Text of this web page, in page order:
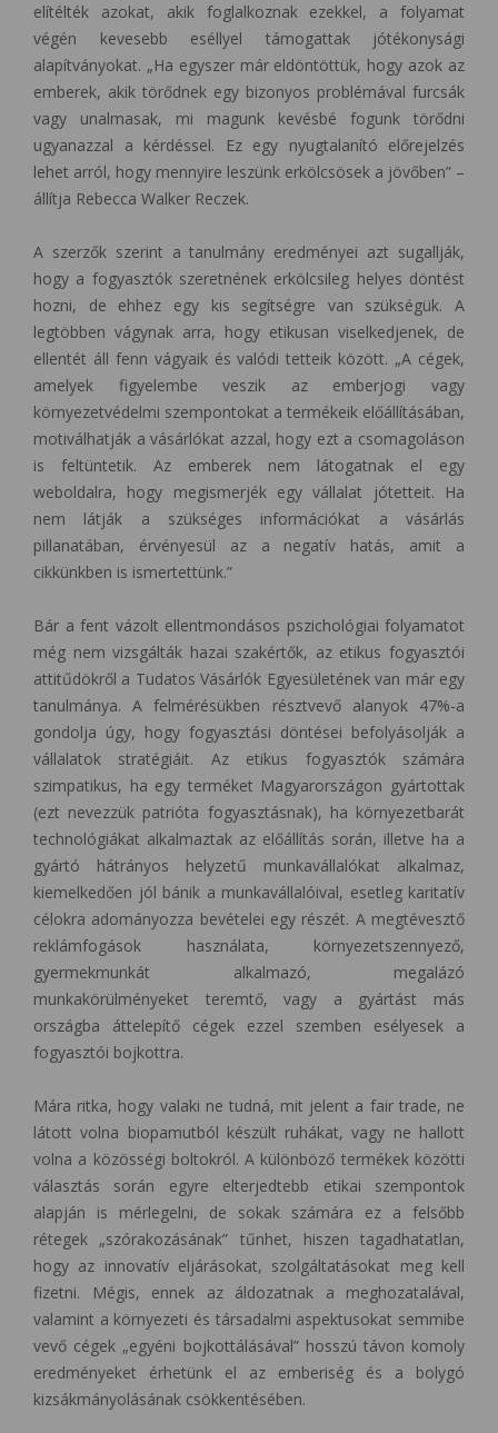
elítélték azokat, akik foglalkoznak ezekkel, a folyamat
végén kevesebb eséllyel támogattak jótékonysági
alapítványokat. „Ha egyszer már eldöntöttük, hogy azok az
emberek, akik törődnek egy bizonyos problémával furcsák
vagy unalmasak, mi magunk kevésbé fogunk törődni
ugyanazzal a kérdéssel. Ez egy nyugtalanító előrejelzés
lehet arról, hogy mennyire leszünk erkölcsösek a jövőben” –
állítja Rebecca Walker Reczek.
A szerzők szerint a tanulmány eredményei azt sugallják,
hogy a fogyasztók szeretnének erkölcsileg helyes döntést
hozni, de ehhez egy kis segítségre van szükségük. A
legtöbben vágynak arra, hogy etikusan viselkedjenek, de
ellentét áll fenn vágyaik és valódi tetteik között. „A cégek,
amelyek figyelembe veszik az emberjogi vagy
környezetvédelmi szempontokat a termékeik előállításában,
motiválhatják a vásárlókat azzal, hogy ezt a csomagoláson
is feltüntetik. Az emberek nem látogatnak el egy
weboldalra, hogy megismerjék egy vállalat jótetteit. Ha
nem látják a szükséges információkat a vásárlás
pillanatában, érvényesül az a negatív hatás, amit a
cikkünkben is ismertettünk.”
Bár a fent vázolt ellentmondásos pszichológiai folyamatot
még nem vizsgálták hazai szakértők, az etikus fogyasztói
attitűdökről a Tudatos Vásárlók Egyesületének van már egy
tanulmánya. A felmérésükben résztvevő alanyok 47%-a
gondolja úgy, hogy fogyasztási döntései befolyásolják a
vállalatok stratégiáit. Az etikus fogyasztók számára
szimpatikus, ha egy terméket Magyarországon gyártottak
(ezt nevezzük patrióta fogyasztásnak), ha környezetbarát
technológiákat alkalmaztak az előállítás során, illetve ha a
gyártó hátrányos helyzetű munkavállalókat alkalmaz,
kiemelkedően jól bánik a munkavállalóival, esetleg karitatív
célokra adományozza bevételei egy részét. A megtévesztő
reklámfogások használata, környezetszennyező,
gyermekmunkát alkalmazó, megalázó
munkakörülményeket teremtő, vagy a gyártást más
országba áttelepítő cégek ezzel szemben esélyesek a
fogyasztói bojkottra.
Mára ritka, hogy valaki ne tudná, mit jelent a fair trade, ne
látott volna biopamutból készült ruhákat, vagy ne hallott
volna a közösségi boltokról. A különböző termékek közötti
választás során egyre elterjedtebb etikai szempontok
alapján is mérlegelni, de sokak számára ez a felsőbb
rétegek „szórakozásának” tűnhet, hiszen tagadhatatlan,
hogy az innovatív eljárásokat, szolgáltatásokat meg kell
fizetni. Mégis, ennek az áldozatnak a meghozatalával,
valamint a környezeti és társadalmi aspektusokat semmibe
vevő cégek „egyéni bojkottálásával” hosszú távon komoly
eredményeket érhetünk el az emberiség és a bolygó
kizsákmányolásának csökkentésében.